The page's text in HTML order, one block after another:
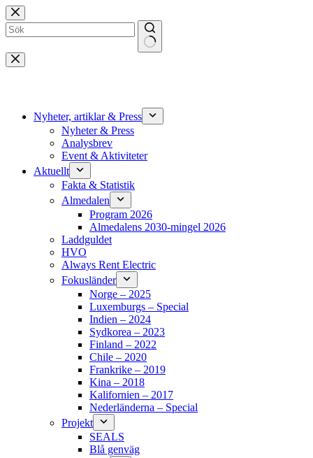
Hoppa
till
innehåll
Inga
resultat
Nyheter, artiklar & Press
Nyheter & Press
Analysbrev
Event & Aktiviteter
Aktuellt
Fakta & Statistik
Almedalen
Program 2026
Almedalens 2030-mingel 2026
Laddguldet
HVO
Always Rent Electric
Fokusländer
Norge – 2025
Luxemburgs – Special
Indien – 2024
Sydkorea – 2023
Finland – 2022
Chile – 2020
Frankrike – 2019
Kina – 2018
Kalifornien – 2017
Nederländerna – Special
Projekt
SEALS
Blå genväg